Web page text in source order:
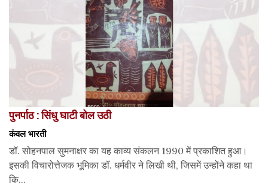
पुनर्पाठ : सिंधु घाटी बोल उठी
कंवल भारती
डॉ. सोहनपाल सुमनाक्षर का यह काव्य संकलन 1990 में प्रकाशित हुआ।
इसकी विचारोत्तेजक भूमिका डॉ. धर्मवीर ने लिखी थी, जिसमें उन्होंने कहा था
कि...